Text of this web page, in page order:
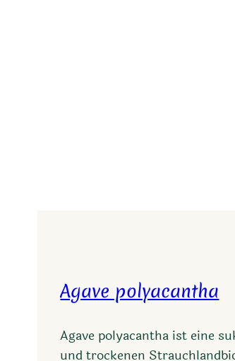
Agave polyacantha
Agave polyacantha ist eine
und trockenen